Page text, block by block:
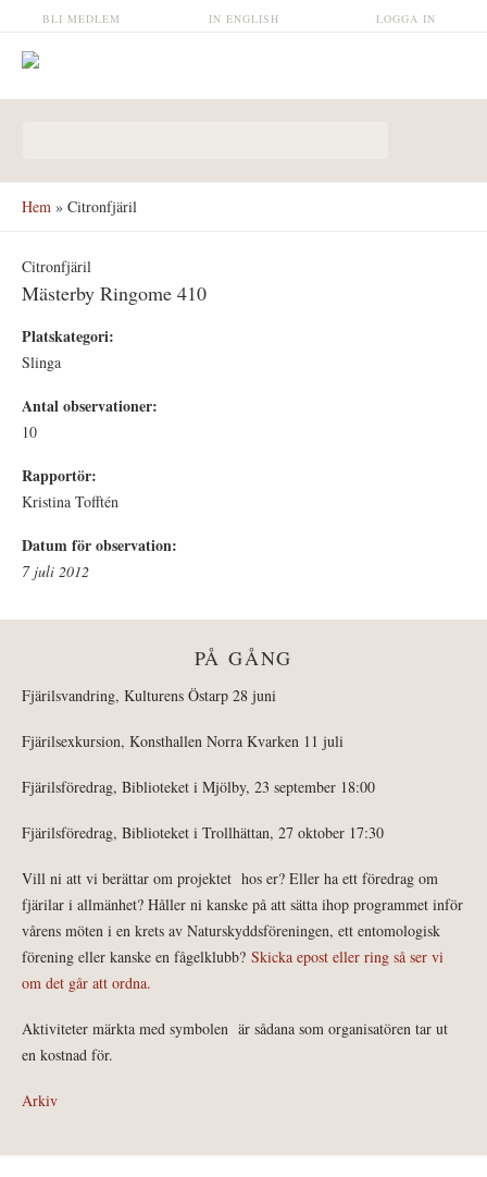
Hoppa till huvudinnehåll LOGGA IN
IN ENGLISH
BLI MEDLEM
Hem » Citronfjäril
Citronfjäril
Mästerby Ringome 410
Platskategori:
Slinga
Antal observationer:
10
Rapportör:
Kristina Tofftén
Datum för observation:
7 juli 2012
PÅ GÅNG
Fjärilsvandring, Kulturens Östarp 28 juni
Fjärilsexkursion, Konsthallen Norra Kvarken 11 juli
Fjärilsföredrag, Biblioteket i Mjölby, 23 september 18:00
Fjärilsföredrag, Biblioteket i Trollhättan, 27 oktober 17:30
Vill ni att vi berättar om projektet hos er? Eller ha ett föredrag om
fjärilar i allmänhet? Håller ni kanske på att sätta ihop programmet inför
vårens möten i en krets av Naturskyddsföreningen, ett entomologisk
förening eller kanske en fågelklubb? Skicka epost eller ring så ser vi
om det går att ordna.
Aktiviteter märkta med symbolen är sådana som organisatören tar ut
en kostnad för.
Arkiv